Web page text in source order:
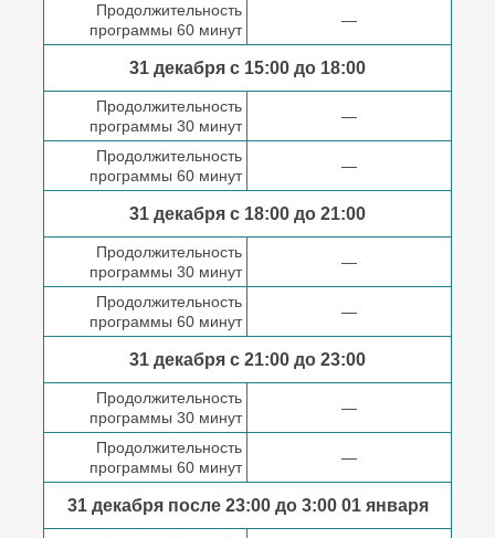
Продолжительность
программы 60 минут
—
31 декабря с 15:00 до 18:00
Продолжительность
программы 30 минут
—
Продолжительность
программы 60 минут
—
31 декабря с 18:00 до 21:00
Продолжительность
программы 30 минут
—
Продолжительность
программы 60 минут
—
31 декабря с 21:00 до 23:00
Продолжительность
программы 30 минут
—
Продолжительность
программы 60 минут
—
31 декабря после23:00 до 3:0001 января